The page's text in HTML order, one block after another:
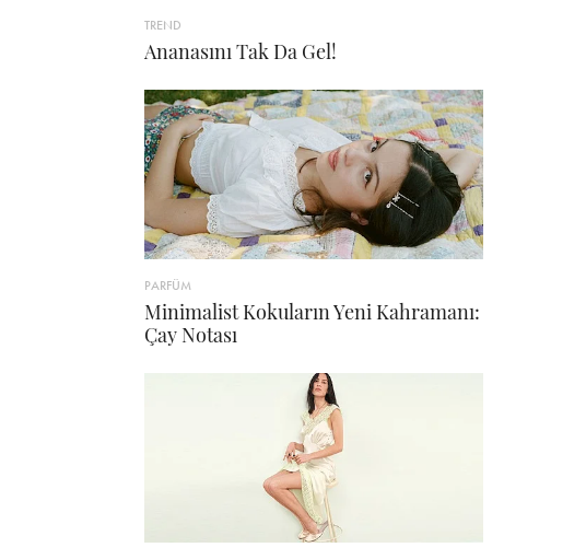
TREND
Ananasını Tak Da Gel!
PARFÜM
Minimalist Kokuların Yeni Kahramanı:
Çay Notası